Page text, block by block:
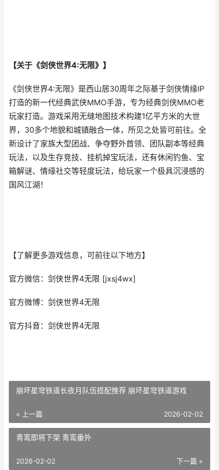
【关于《剑侠世界4:无限》】
《剑侠世界4:无限》是西山居30周年之际基于剑侠情缘IP
打造的新一代经典武侠MMO手游，专为经典剑侠MMO老
玩家打造。游戏采用无缝地图技术构建1亿平方米的大世
界，30多个地貌和城镇融合一体，所见之处皆可前往。全
新设计了家族大型团战、争夺野外首领、团队副本等经典
玩法，以及生存竞技、挂机掉宝玩法，还有休闲钓鱼、宝
箱解谜、情缘社交等轻度玩法，给玩家一个极具沉浸感的
国风江湖！
【了解更多游戏信息，可前往以下地方】
官方微信：剑侠世界4无限 [jxsj4wx]
官方微博：剑侠世界4无限
官方抖音：剑侠世界4无限
崩坏星穹铁道长夜月队伍搭配推荐 崩坏星穹铁道游戏
« 上一篇 2026-02-02
青鸾即将下架 青鸾番外
下一篇 »
2026-02-02